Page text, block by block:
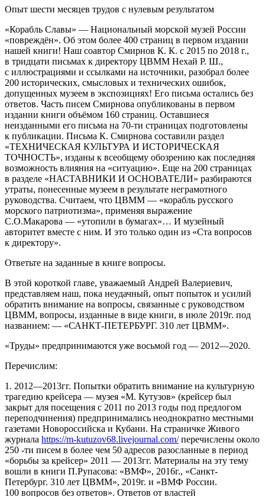
Опыт шести месяцев трудов с нулевым результатом
«Корабль Славы» — Национальный морской музей России
«повреждён». Об этом более 400 страниц в первом издании
нашей книги! Наш соавтор Смирнов К. К. с 2015 по 2018 г.,
в тридцати письмах к директору ЦВММ Нехай Р. Ш.,
с иллюстрациями и ссылками на источники, разобрал более
200 исторических, смысловых и технических ошибок,
допущенных музеем в экспозициях! Его письма остались без
ответов. Часть писем Смирнова опубликованы в первом
издании книги объёмом 160 страниц. Оставшиеся
неизданными его письма на 70-ти страницах подготовлены
к публикации. Письма К. Смирнова составили раздел
«ТЕХНИЧЕСКАЯ КУЛЬТУРА И ИСТОРИЧЕСКАЯ
ТОЧНОСТЬ», изданы к всеобщему обозрению как последняя
возможность влияния на «ситуацию». Еще на 200 страницах
в разделе «НАСТАВНИКИ И ОСНОВАТЕЛИ» разбираются
утраты, понесенные музеем в результате неграмотного
руководства. Считаем, что ЦВММ — «корабль русского
морского патриотизма», применяя выражение
С.О.Макарова — «утопили в бумагах»… И музейный
авторитет вместе с ним. И это только один из «Ста вопросов
к директору».
Ответьте на заданные в книге вопросы.
В этой короткой главе, уважаемый Андрей Валериевич,
представляем наш, пока неудачный, опыт попыток и усилий
обратить внимание на вопросы, связанные с руководством
ЦВММ, вопросы, изданные в виде книги, в июле 2019г. под
названием: — «САНКТ-ПЕТЕРБУРГ. 310 лет ЦВММ».
«Труды» предпринимаются уже восьмой год — 2012—2020.
Перечислим:
1. 2012—2013гг. Попытки обратить внимание на культурную
трагедию крейсера — музея «М. Кутузов» (крейсер был
закрыт для посещения с 2011 по 2013 годы под предлогом
переподчинения) предпринимались неоднократно местными
газетами Новороссийска и Кубани. На страничке Живого
журнала https://m-kutuzov68.livejournal.com/перечислены около
250 -ти писем в более чем 50 адресов разосланные в период
«борьбы за крейсер» 2011 — 2013гг. Материалы на эту тему
вошли в книги П.Рупасова: «ВМФ», 2016г., «Санкт-
Петербург. 310 лет ЦВММ», 2019г. и «ВМФ России.
100 вопросов без ответов». Ответов от властей